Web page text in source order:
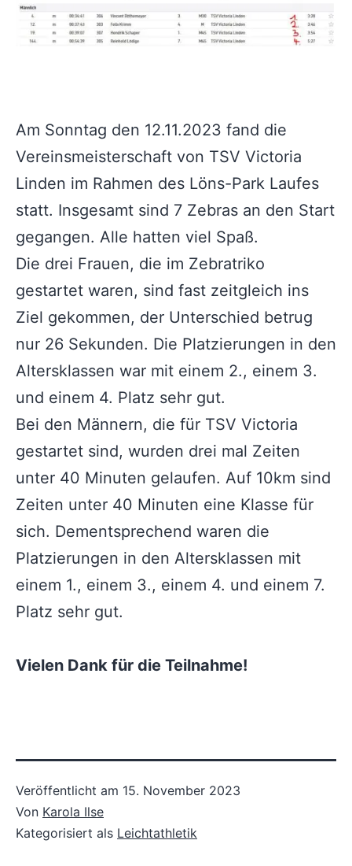
Am Sonntag den 12.11.2023 fand die
Vereinsmeisterschaft von TSV Victoria
Linden im Rahmen des Löns-Park Laufes
statt. Insgesamt sind 7 Zebras an den Start
gegangen. Alle hatten viel Spaß.
Die drei Frauen, die im Zebratriko
gestartet waren, sind fast zeitgleich ins
Ziel gekommen, der Unterschied betrug
nur 26 Sekunden. Die Platzierungen in den
Altersklassen war mit einem 2., einem 3.
und einem 4. Platz sehr gut.
Bei den Männern, die für TSV Victoria
gestartet sind, wurden drei mal Zeiten
unter 40 Minuten gelaufen. Auf 10km sind
Zeiten unter 40 Minuten eine Klasse für
sich. Dementsprechend waren die
Platzierungen in den Altersklassen mit
einem 1., einem 3., einem 4. und einem 7.
Platz sehr gut.
Vielen Dank für die Teilnahme!
Veröffentlicht am 15. November 2023
Von Karola Ilse
Kategorisiert als Leichtathletik